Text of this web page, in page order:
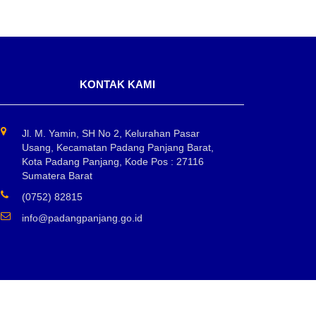
KONTAK KAMI
Jl. M. Yamin, SH No 2, Kelurahan Pasar
Usang, Kecamatan Padang Panjang Barat,
Kota Padang Panjang, Kode Pos : 27116
Sumatera Barat
(0752) 82815
info@padangpanjang.go.id